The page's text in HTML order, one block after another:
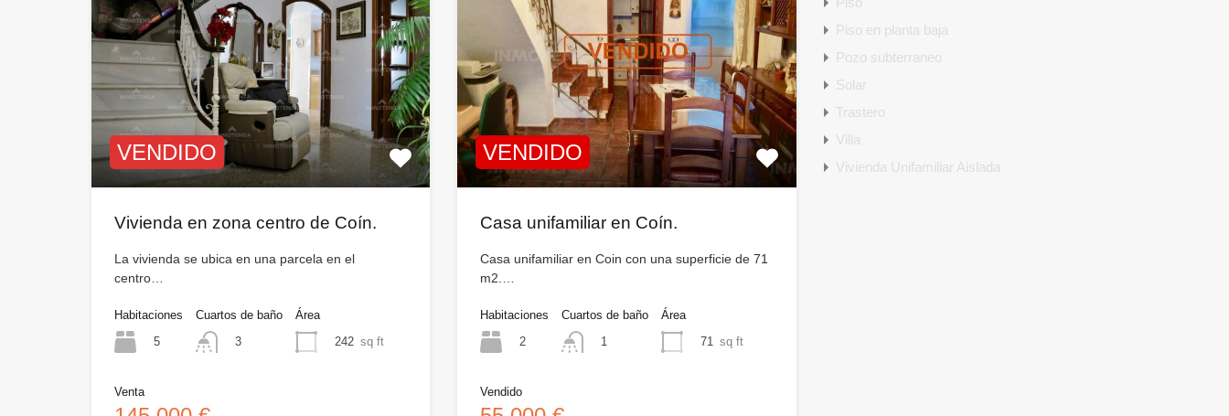
VENDIDO
Vivienda en zona centro de Coín.
La vivienda se ubica en una parcela en el
centro…
Habitaciones
5
Cuartos de baño
3
Área
242 sq ft
Venta
VENDIDO
Casa unifamiliar en Coín.
Casa unifamiliar en Coin con una superficie de 71
m2.…
Habitaciones
2
Cuartos de baño
1
Área
71
sq ft
Vendido
Piso en planta baja
Pozo subterraneo
Solar
Trastero
Villa
Vivienda Unifamiliar Aislada